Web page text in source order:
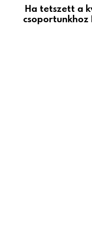
Ha tetszett a
csoportunkhoz